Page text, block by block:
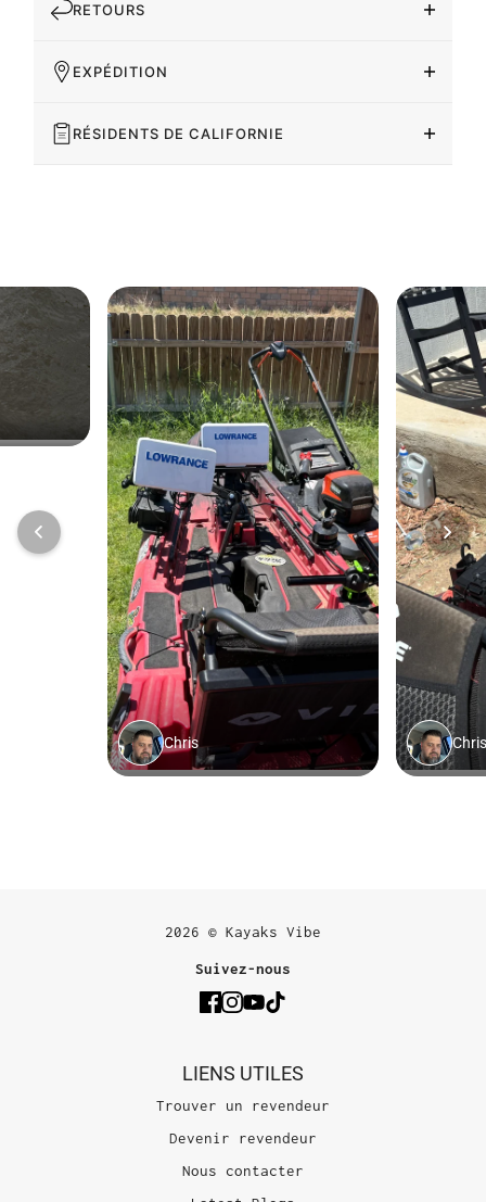
RETOURS
EXPÉDITION
RÉSIDENTS DE CALIFORNIE
2026 © Kayaks Vibe
Suivez-nous
LIENS UTILES
Trouver un revendeur
Devenir revendeur
Nous contacter